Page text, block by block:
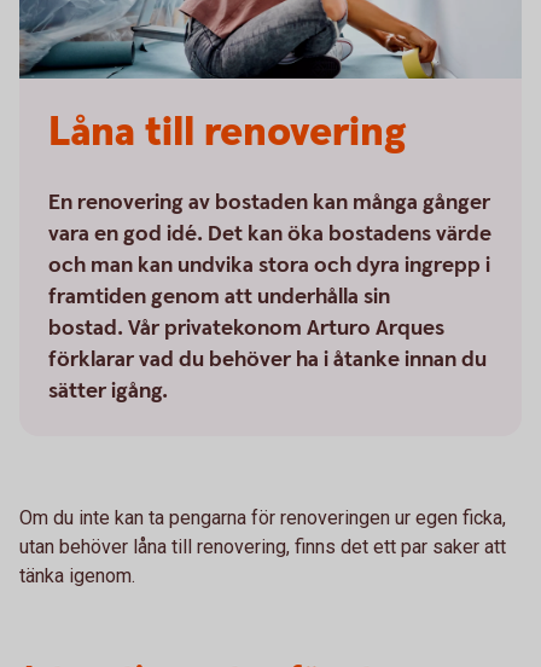
Låna till renovering
En renovering av bostaden kan många gånger
vara en god idé. Det kan öka bostadens värde
och man kan undvika stora och dyra ingrepp i
framtiden genom att underhålla sin
bostad. Vår privatekonom Arturo Arques
förklarar vad du behöver ha i åtanke innan du
sätter igång.
Om du inte kan ta pengarna för renoveringen ur egen ficka,
utan behöver låna till renovering, finns det ett par saker att
tänka igenom.